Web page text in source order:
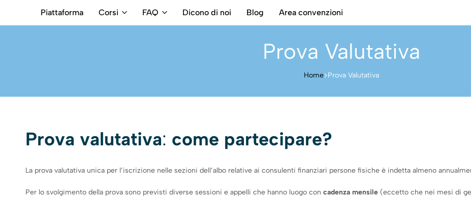
Piattaforma Corsi FAQ Dicono di noi Blog Area convenzioni
Prova Valutativa
Home Prova Valutativa
Prova valutativa: come partecipare?
La prova valutativa unica per l’iscrizione nelle sezioni dell’albo relative ai consulenti finanziari persone fisiche è indetta almeno
Per lo svolgimento della prova sono previsti diverse sessioni e appelli che hanno luogo con cadenza mensile (eccetto che nei mesi di